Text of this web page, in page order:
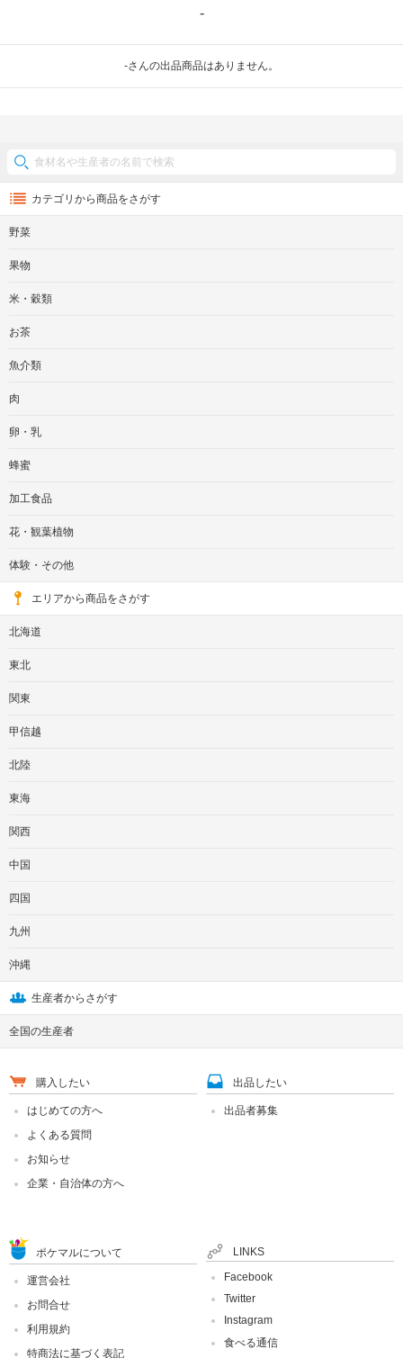
-
-さんの出品商品はありません。
カテゴリから商品をさがす
野菜
果物
米・穀類
お茶
魚介類
肉
卵・乳
蜂蜜
加工食品
花・観葉植物
体験・その他
エリアから商品をさがす
北海道
東北
関東
甲信越
北陸
東海
関西
中国
四国
九州
沖縄
生産者からさがす
全国の生産者
購入したい
はじめての方へ
よくある質問
お知らせ
企業・自治体の方へ
出品したい
出品者募集
ポケマルについて
運営会社
お問合せ
利用規約
特商法に基づく表記
LINKS
Facebook
Twitter
Instagram
食べる通信